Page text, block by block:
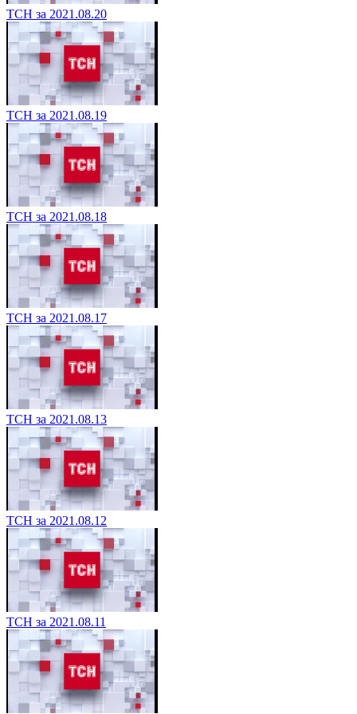
ТСН за 2021.08.20
ТСН за 2021.08.19
ТСН за 2021.08.18
ТСН за 2021.08.17
ТСН за 2021.08.13
ТСН за 2021.08.12
ТСН за 2021.08.11